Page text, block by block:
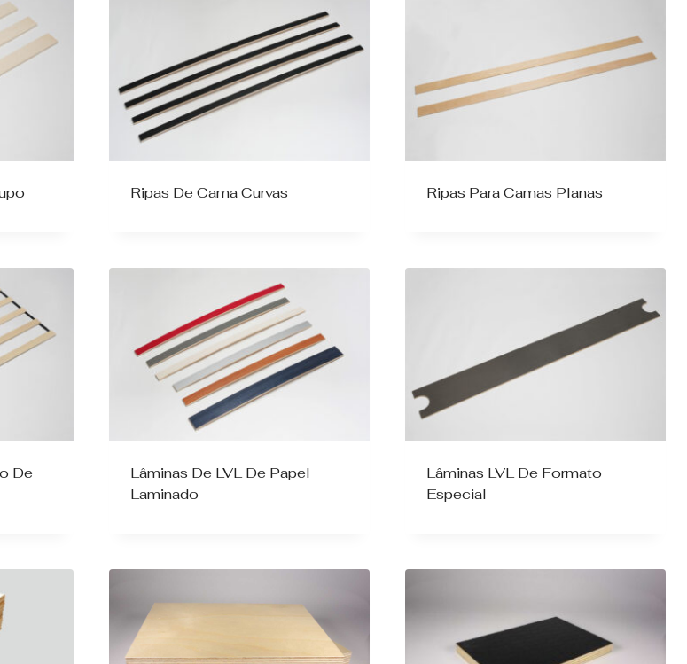
Ripas De Cama Curvas Ripas Para Camas Planas
De
Lâminas De LVL De Papel
Laminado
Lâminas LVL De Formato
Especial